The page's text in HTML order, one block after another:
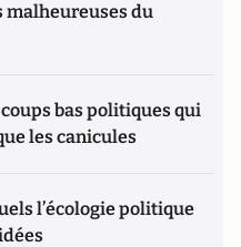
malheureuses du
bas politiques qui
les canicules
l’écologie politique